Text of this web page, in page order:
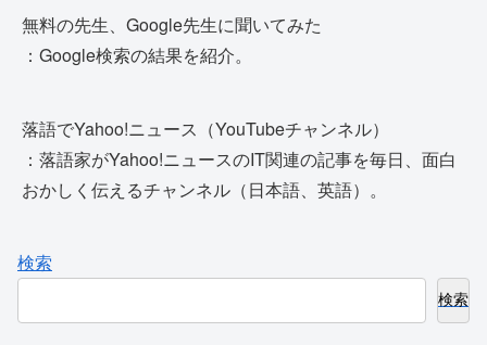
無料の先生、Google先生に聞いてみた
：Google検索の結果を紹介。
落語でYahoo!ニュース（YouTubeチャンネル）
：落語家がYahoo!ニュースのIT関連の記事を毎日、面白
おかしく伝えるチャンネル（日本語、英語）。
検索
検索